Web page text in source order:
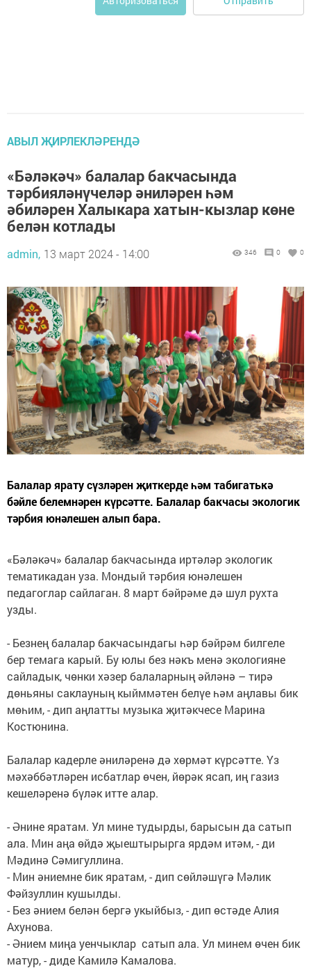
АВЫЛ ҖИРЛЕКЛӘРЕНДӘ
«Бәләкәч» балалар бакчасында
тәрбияләнүчеләр әниләрен һәм
әбиләрен Халыкара хатын-кызлар көне
белән котлады
admin, 13 март 2024 - 14:00 346 0 0
Балалар ярату сүзләрен җиткерде һәм табигатькә
бәйле белемнәрен күрсәтте. Балалар бакчасы экологик
тәрбия юнәлешен алып бара.
«Бәләкәч» балалар бакчасында иртәләр экологик
тематикадан уза. Мондый тәрбия юнәлешен
педагоглар сайлаган. 8 март бәйрәме дә шул рухта
узды.
- Безнең балалар бакчасындагы һәр бәйрәм билгеле
бер темага карый. Бу юлы без нәкъ менә экологияне
сайладык, чөнки хәзер балаларның әйләнә – тирә
дөньяны саклауның кыйммәтен белүе һәм аңлавы бик
мөһим, - дип аңлатты музыка җитәкчесе Марина
Костюнина.
Балалар кадерле әниләренә дә хөрмәт күрсәтте. Үз
мәхәббәтләрен исбатлар өчен, йөрәк ясап, иң газиз
кешеләренә бүләк итте алар.
- Әнине яратам. Ул мине тудырды, барысын да сатып
ала. Мин аңа өйдә җыештырырга ярдәм итәм, - ди
Мәдинә Сәмигуллина.
- Мин әниемне бик яратам, - дип сөйләшүгә Мәлик
Фәйзуллин кушылды.
- Без әнием белән бергә укыйбыз, - дип өстәде Алия
Ахунова.
- Әнием миңа уенчыклар сатып ала. Ул минем өчен бик
матур, - диде Камилә Камалова.